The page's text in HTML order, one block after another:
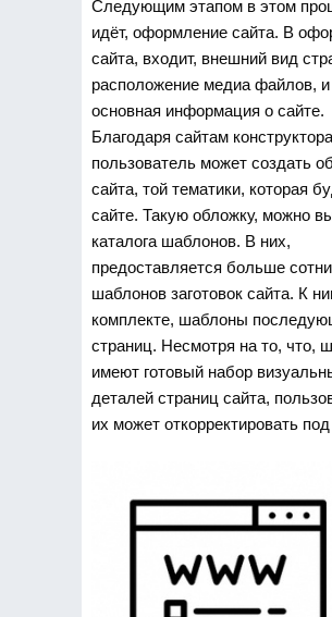
Следующим этапом в этом
идёт, оформление сайта. В
сайта, входит, внешний вид
расположение медиа файлов, и
основная информация о сайте.
Благодаря сайтам
пользователь может создать
сайта, той тематики, которая
сайте. Такую обложку, можно
каталога шаблонов. В них,
предоставляется больше сотни
шаблонов заготовок сайта. К
комплекте, шаблоны
страниц. Несмотря на то, что,
имеют готовый набор
деталей страниц сайта,
их может откорректировать